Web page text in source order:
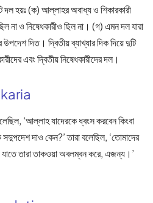
দল হয়ঃ (ক) আল্লাহর অবাধ্য ও শিকারকারী
না ও নিষেধকারীও ছিল না। (গ) এমন দল যারা
উপদেশ দিত। দ্বিতীয় ব্যাখ্যার দিক দিয়ে দুটি
এবং দ্বিতীয় নিষেধকারীদের দল।
‘আল্লাহ যাদেরকে ধ্বংস করবেন কিংবা
দাও কেন?’ তারা বলেছিল, ‘তোমাদের
তারা তাকওয়া অবলম্বন করে, এজন্য।’